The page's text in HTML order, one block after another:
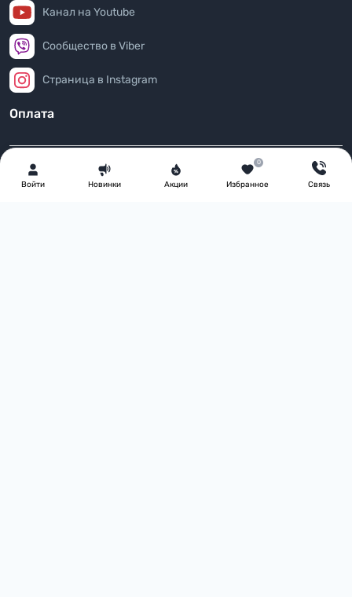
Войти Новинки Акции Избранное
0
Связь
Канал на Youtube
Сообщество в Viber
Страница в Instagram
Оплата